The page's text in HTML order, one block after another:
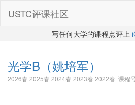
USTC评课社区
写任何大学的课程点评上
光学B （姚培军）
2026春 2025春 2024春 2023春 2022春 课程